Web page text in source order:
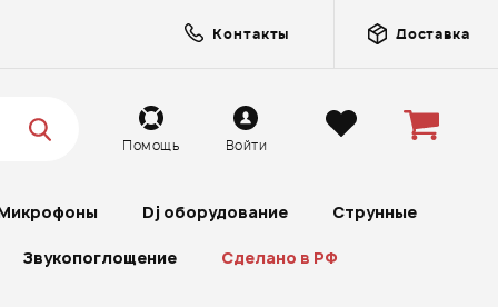
Контакты Доставка
Помощь Войти
Dj оборудование Струнные
Звукопоглощение Сделано в РФ